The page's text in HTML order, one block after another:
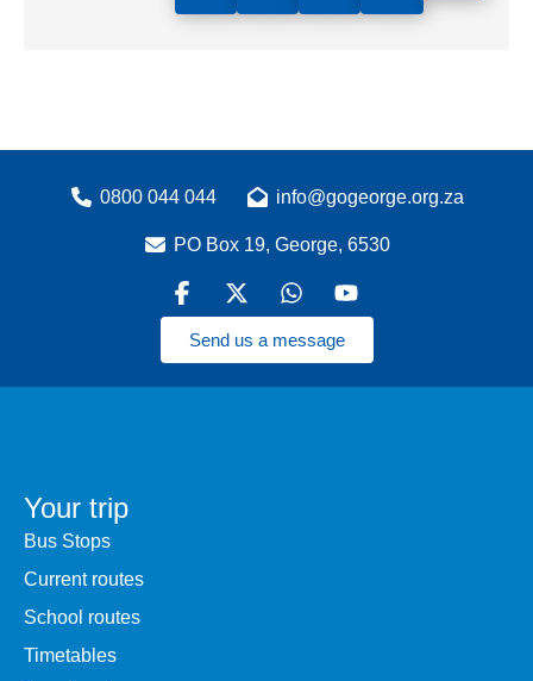
0800 044 044 info@gogeorge.org.za
PO Box 19, George, 6530
Send us a message
Your trip
Bus Stops
Current routes
School routes
Timetables